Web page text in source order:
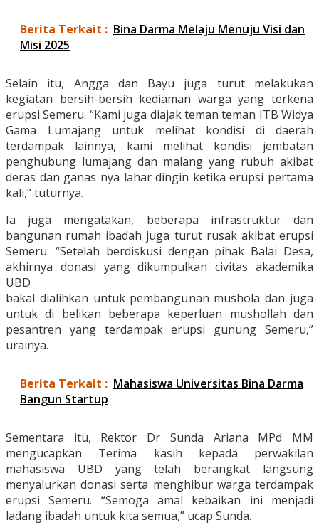
Berita Terkait : Bina Darma Melaju Menuju Visi dan
Misi 2025
Selain itu, Angga dan Bayu juga turut melakukan
kegiatan bersih-bersih kediaman warga yang terkena
erupsi Semeru. “Kami juga diajak teman teman ITB Widya
Gama Lumajang untuk melihat kondisi di daerah
terdampak lainnya, kami melihat kondisi jembatan
penghubung lumajang dan malang yang rubuh akibat
deras dan ganas nya lahar dingin ketika erupsi pertama
kali,” tuturnya.
Ia juga mengatakan, beberapa infrastruktur dan
bangunan rumah ibadah juga turut rusak akibat erupsi
Semeru. “Setelah berdiskusi dengan pihak Balai Desa,
akhirnya donasi yang dikumpulkan civitas akademika
UBD
bakal dialihkan untuk pembangunan mushola dan juga
untuk di belikan beberapa keperluan mushollah dan
pesantren yang terdampak erupsi gunung Semeru,”
urainya.
Berita Terkait : Mahasiswa Universitas Bina Darma
Bangun Startup
Sementara itu, Rektor Dr Sunda Ariana MPd MM
mengucapkan Terima kasih kepada perwakilan
mahasiswa UBD yang telah berangkat langsung
menyalurkan donasi serta menghibur warga terdampak
erupsi Semeru. “Semoga amal kebaikan ini menjadi
ladang ibadah untuk kita semua,” ucap Sunda.